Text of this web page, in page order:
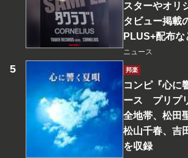
スターやオリ
タビュー掲載
PLUS+配布な
ニュース
邦楽
コンピ『心に
ース プリプ
全地帯、松田
松山千春、吉
を収録